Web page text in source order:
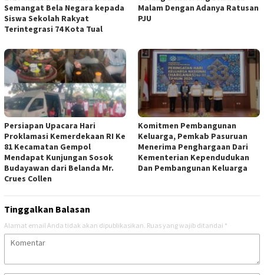
Semangat Bela Negara kepada
Siswa Sekolah Rakyat
Terintegrasi 74 Kota Tual
Malam Dengan Adanya Ratusan
PJU
Persiapan Upacara Hari
Proklamasi Kemerdekaan RI Ke
81 Kecamatan Gempol
Mendapat Kunjungan Sosok
Budayawan dari Belanda Mr.
Crues Collen
Komitmen Pembangunan
Keluarga, Pemkab Pasuruan
Menerima Penghargaan Dari
Kementerian Kependudukan
Dan Pembangunan Keluarga
Tinggalkan Balasan
Alamat email Anda tidak akan dipublikasikan. Ruas yang wajib ditandai *